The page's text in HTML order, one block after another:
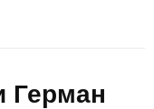
Герман